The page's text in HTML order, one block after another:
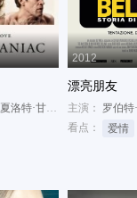
夏洛特·甘斯布
乌玛·瑟曼
2012
漂亮朋友
主演： 罗伯特
看点：
爱情